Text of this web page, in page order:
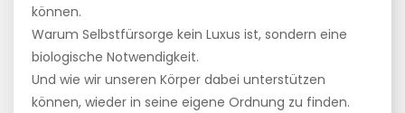
können.
Warum Selbstfürsorge kein Luxus ist, sondern eine
biologische Notwendigkeit.
Und wie wir unseren Körper dabei unterstützen
können, wieder in seine eigene Ordnung zu finden.